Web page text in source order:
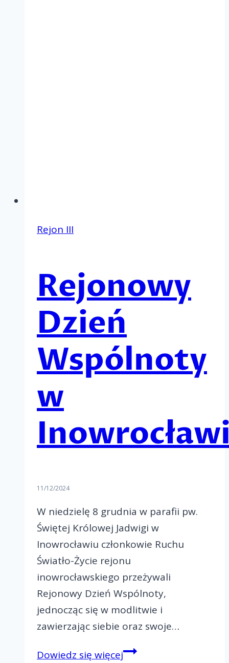
Rejon III
Rejonowy
Dzień
Wspólnoty
w
11/12/2024
W niedzielę 8 grudnia w parafii pw.
Świętej Królowej Jadwigi w
Inowrocławiu członkowie Ruchu
Światło-Życie rejonu
inowrocławskiego przeżywali
Rejonowy Dzień Wspólnoty,
jednocząc się w modlitwie i
zawierzając siebie oraz swoje…
Dowiedz się więcejRejonowy